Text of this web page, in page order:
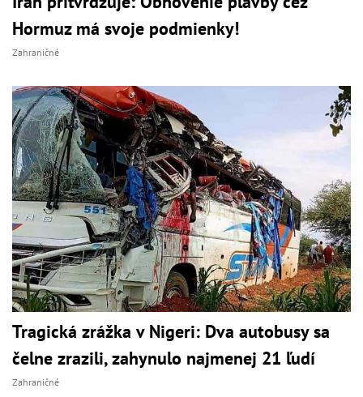
Hormuz má svoje podmienky!
Zahraničné
Tragická zrážka v Nigeri: Dva autobusy sa
čelne zrazili, zahynulo najmenej 21 ľudí
Zahraničné